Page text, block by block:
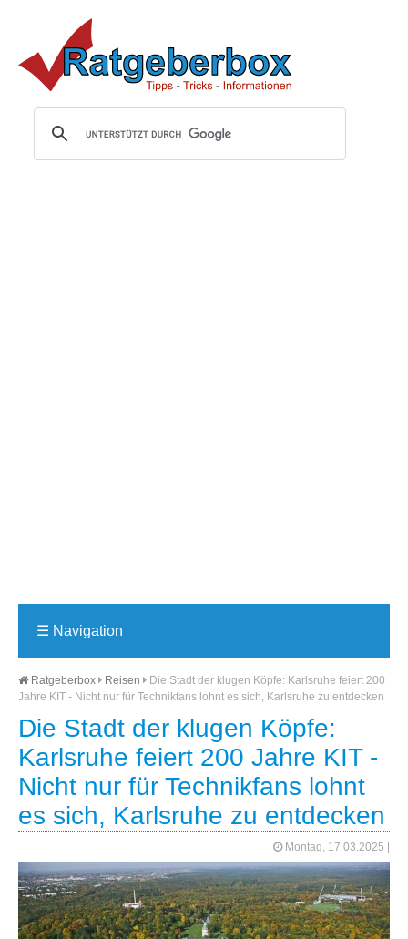
☰ Navigation
Ratgeberbox Reisen
Die Stadt der klugen Köpfe: Karlsruhe feiert 200
Jahre KIT - Nicht nur für Technikfans lohnt es sich, Karlsruhe zu entdecken
Die Stadt der klugen Köpfe:
Karlsruhe feiert 200 Jahre KIT -
Nicht nur für Technikfans lohnt
es sich, Karlsruhe zu entdecken
Montag, 17.03.2025